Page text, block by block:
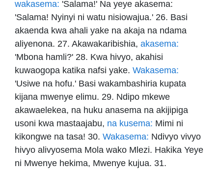
wakasema: 'Salama!' Na yeye akasema:
'Salama! Nyinyi ni watu nisiowajua.' 26. Basi
akaenda kwa ahali yake na akaja na ndama
aliyenona. 27. Akawakaribishia, akasema:
'Mbona hamli?' 28. Kwa hivyo, akahisi
kuwaogopa katika nafsi yake. Wakasema:
'Usiwe na hofu.' Basi wakambashiria kupata
kijana mwenye elimu. 29. Ndipo mkewe
akawaelekea, na huku anasema na akijipiga
usoni kwa mastaajabu, na kusema: Mimi ni
kikongwe na tasa! 30. Wakasema: Ndivyo vivyo
hivyo alivyosema Mola wako Mlezi. Hakika Yeye
ni Mwenye hekima, Mwenye kujua. 31.